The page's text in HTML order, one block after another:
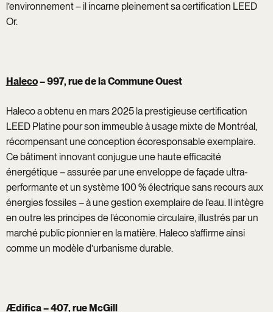
l’environnement – il incarne pleinement sa certification LEED
Or.
Haleco– 997, rue de la Commune Ouest
Haleco a obtenu en mars 2025 la prestigieuse certification
LEED Platine pour son immeuble à usage mixte de Montréal,
récompensant une conception écoresponsable exemplaire.
Ce bâtiment innovant conjugue une haute efficacité
énergétique – assurée par une enveloppe de façade ultra-
performante et un système 100 % électrique sans recours aux
énergies fossiles – à une gestion exemplaire de l’eau. Il intègre
en outre les principes de l’économie circulaire, illustrés par un
marché public pionnier en la matière. Haleco s’affirme ainsi
comme un modèle d’urbanisme durable.
Ædifica– 407, rue McGill